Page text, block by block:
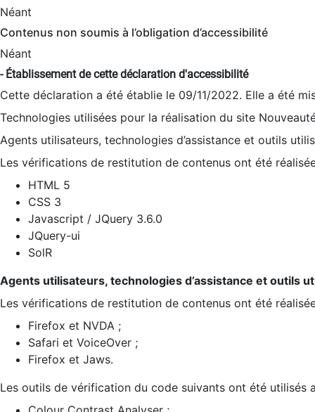
Néant
Contenus non soumis à l’obligation d’accessibilité
Néant
- Établissement de cette déclaration d'accessibilité
Cette déclaration a été établie le 09/11/2022. Elle a été
Technologies utilisées pour la réalisation du site
Agents utilisateurs, technologies d’assistance et outils
Les vérifications de restitution de contenus ont été
HTML 5
CSS 3
Javascript / JQuery 3.6.0
JQuery-ui
SolR
Agents utilisateurs, technologies d’assistance et outils
Les vérifications de restitution de contenus ont été
Firefox et NVDA ;
Safari et VoiceOver ;
Firefox et Jaws.
Les outils de vérification du code suivants ont été utilisés